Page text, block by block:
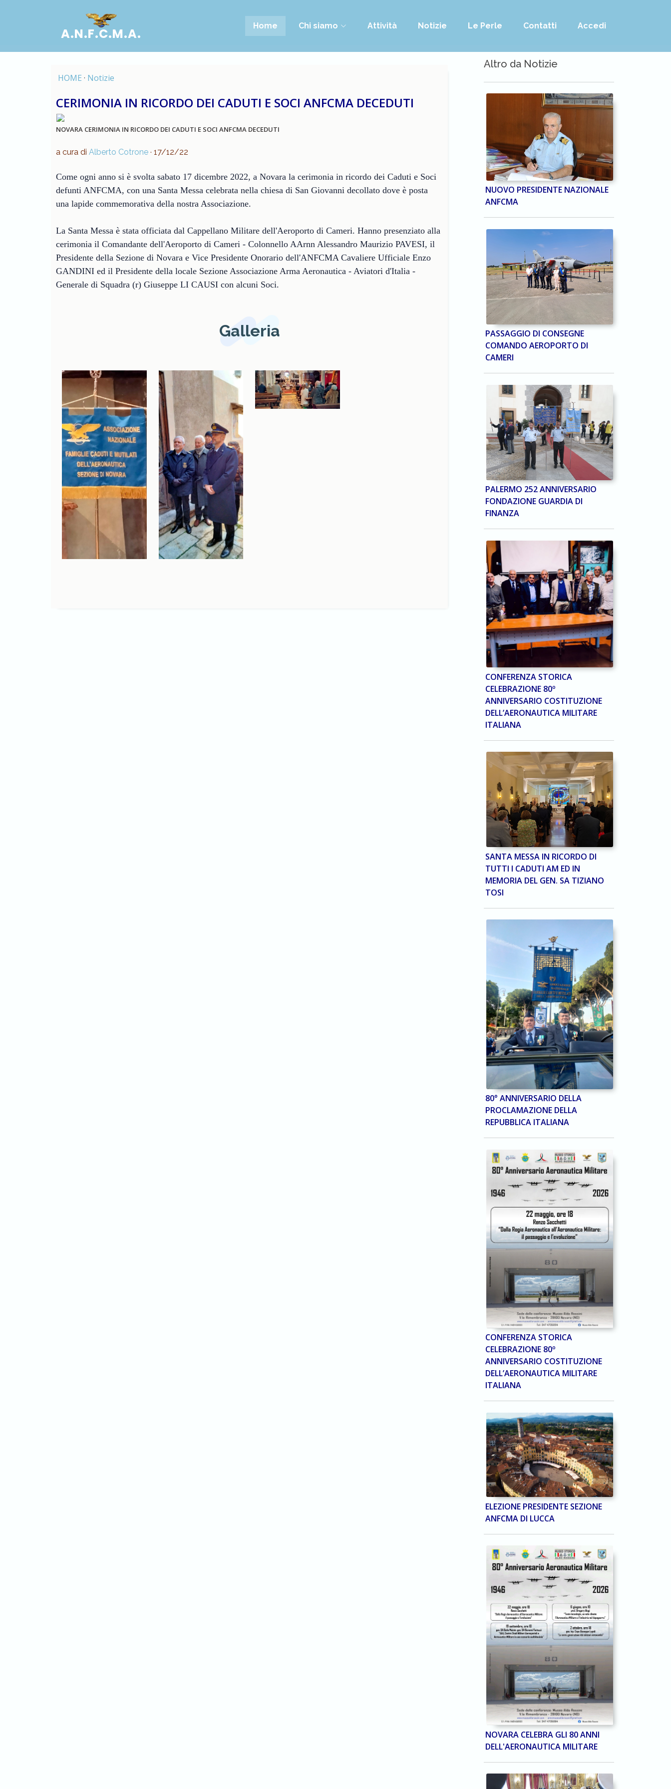
A.N.F.C.M.A. Home Chi siamo Attività Notizie Le Perle Contatti Accedi
HOME · Notizie
CERIMONIA IN RICORDO DEI CADUTI E SOCI ANFCMA DECEDUTI
NOVARA CERIMONIA IN RICORDO DEI CADUTI E SOCI ANFCMA DECEDUTI
a cura di Alberto Cotrone· 17/12/22
Come ogni anno si è svolta sabato 17 dicembre 2022, a Novara la cerimonia in ricordo dei Caduti e Soci
defunti ANFCMA, con una Santa Messa celebrata nella chiesa di San Giovanni decollato dove è posta
una lapide commemorativa della nostra Associazione.
La Santa Messa è stata officiata dal Cappellano Militare dell'Aeroporto di Cameri. Hanno presenziato alla
cerimonia il Comandante dell'Aeroporto di Cameri - Colonnello AArnn Alessandro Maurizio PAVESI, il
Presidente della Sezione di Novara e Vice Presidente Onorario dell'ANFCMA Cavaliere Ufficiale Enzo
GANDINI ed il Presidente della locale Sezione Associazione Arma Aeronautica - Aviatori d'Italia -
Generale di Squadra (r) Giuseppe LI CAUSI con alcuni Soci.
Galleria
Altro da Notizie
NUOVO PRESIDENTE NAZIONALE
ANFCMA
PASSAGGIO DI CONSEGNE
COMANDO AEROPORTO DI
CAMERI
PALERMO 252 ANNIVERSARIO
FONDAZIONE GUARDIA DI
FINANZA
CONFERENZA STORICA
CELEBRAZIONE 80º
ANNIVERSARIO COSTITUZIONE
DELL’AERONAUTICA MILITARE
ITALIANA
SANTA MESSA IN RICORDO DI
TUTTI I CADUTI AM ED IN
MEMORIA DEL GEN. SA TIZIANO
TOSI
80° ANNIVERSARIO DELLA
PROCLAMAZIONE DELLA
REPUBBLICA ITALIANA
CONFERENZA STORICA
CELEBRAZIONE 80º
ANNIVERSARIO COSTITUZIONE
DELL’AERONAUTICA MILITARE
ITALIANA
ELEZIONE PRESIDENTE SEZIONE
ANFCMA DI LUCCA
NOVARA CELEBRA GLI 80 ANNI
DELL'AERONAUTICA MILITARE